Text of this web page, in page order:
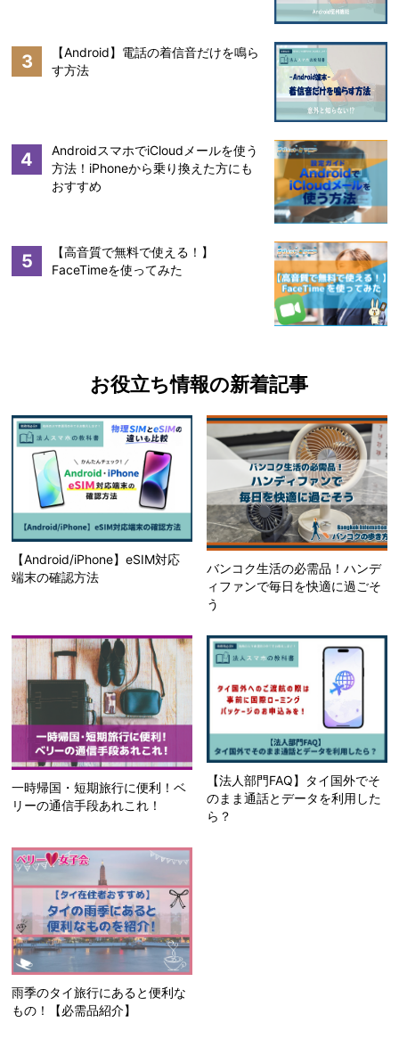
3
【Android】電話の着信音だけを鳴ら
す方法
4
AndroidスマホでiCloudメールを使う
方法！iPhoneから乗り換えた方にも
おすすめ
5
【高音質で無料で使える！】
FaceTimeを使ってみた
お役立ち情報の新着記事
【Android/iPhone】eSIM対応
端末の確認方法
バンコク生活の必需品！ハンデ
ィファンで毎日を快適に過ごそ
う
一時帰国・短期旅行に便利！ベ
リーの通信手段あれこれ！
【法人部門FAQ】タイ国外でそ
のまま通話とデータを利用した
ら？
雨季のタイ旅行にあると便利な
もの！【必需品紹介】